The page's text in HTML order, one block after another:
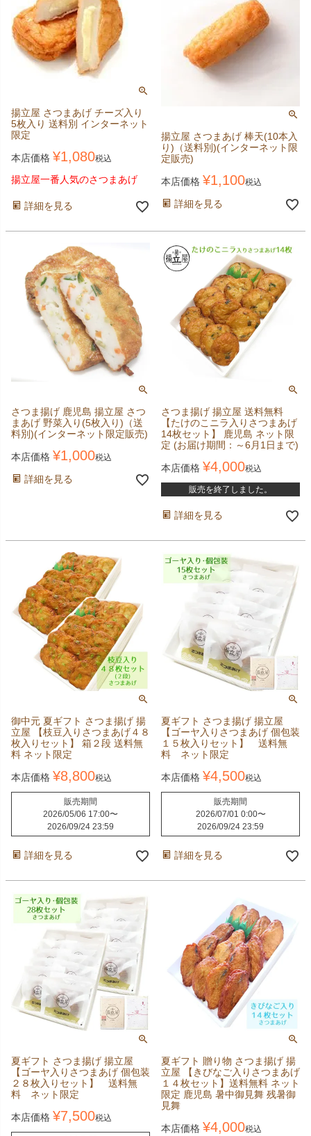
揚立屋 さつまあげ チーズ入り
5枚入り 送料別 インターネット
限定
本店価格 ¥1,080税込
揚立屋一番人気のさつまあげ
詳細を見る
揚立屋 さつまあげ 棒天(10本入
り)（送料別)(インターネット限
定販売)
本店価格 ¥1,100税込
詳細を見る
さつま揚げ 鹿児島 揚立屋 さつ
まあげ 野菜入り(5枚入り)（送
料別)(インターネット限定販売)
本店価格 ¥1,000税込
詳細を見る
さつま揚げ 揚立屋 送料無料
【たけのこニラ入りさつまあげ
14枚セット】 鹿児島 ネット限
定 (お届け期間：～6月1日まで)
本店価格 ¥4,000税込
販売を終了しました。
詳細を見る
御中元 夏ギフト さつま揚げ 揚
立屋 【枝豆入りさつまあげ４８
枚入りセット】 箱２段 送料無
料 ネット限定
本店価格 ¥8,800税込
販売期間
2026/05/06 17:00〜
2026/09/24 23:59
詳細を見る
夏ギフト さつま揚げ 揚立屋
【ゴーヤ入りさつまあげ 個包装
１５枚入りセット】 送料無
料 ネット限定
本店価格 ¥4,500税込
販売期間
2026/07/01 0:00〜
2026/09/24 23:59
詳細を見る
夏ギフト さつま揚げ 揚立屋
【ゴーヤ入りさつまあげ 個包装
２８枚入りセット】 送料無
料 ネット限定
本店価格 ¥7,500税込
夏ギフト 贈り物 さつま揚げ 揚
立屋 【きびなご入りさつまあげ
１４枚セット】送料無料 ネット
限定 鹿児島 暑中御見舞 残暑御
見舞
本店価格 ¥4,000税込